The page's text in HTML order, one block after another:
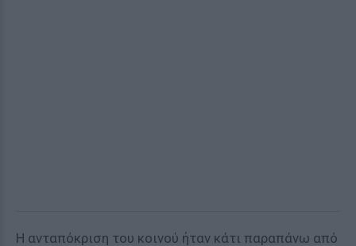
Η ανταπόκριση του κοινού ήταν κάτι παραπάνω από